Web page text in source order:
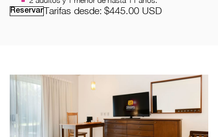
ReservarTarifas desde: $445.00 USD